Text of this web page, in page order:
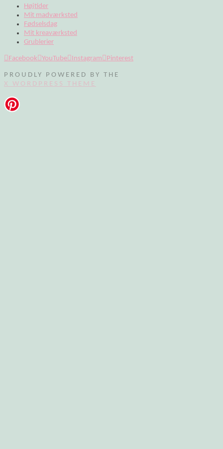
Højtider
Mit madværksted
Fødselsdag
Mit kreaværksted
Grublerier
Facebook YouTube Instagram Pinterest
PROUDLY POWERED BY THE
X WORDPRESS THEME